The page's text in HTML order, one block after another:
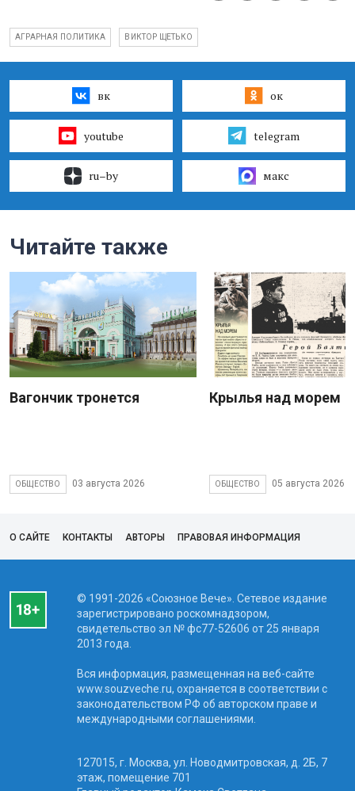
АГРАРНАЯ ПОЛИТИКА ВИКТОР ЩЕТЬКО
вк ок
youtube telegram
ru–by макс
Читайте также
Вагончик тронется
ОБЩЕСТВО 03 августа 2026
Крылья над морем
ОБЩЕСТВО 05 августа 2026
О САЙТЕ КОНТАКТЫ АВТОРЫ ПРАВОВАЯ ИНФОРМАЦИЯ
© 1991-2026 «Союзное Вече». Сетевое издание
зарегистрировано роскомнадзором,
свидетельство эл № фc77-52606 от 25 января
2013 года.
Вся информация, размещенная на веб-сайте
www.souzveche.ru, охраняется в соответствии с
законодательством РФ об авторском праве и
международными соглашениями.
127015, г. Москва, ул. Новодмитровская, д. 2Б, 7
этаж, помещение 701